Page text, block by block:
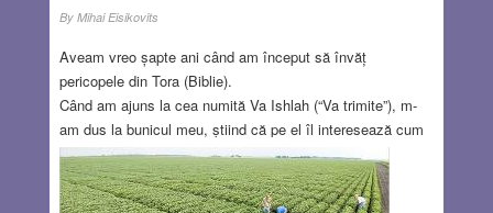
By Mihai Eisikovits
Aveam vreo șapte ani când am început să învăț
pericopele din Tora (Biblie).
Când am ajuns la cea numită Va Ishlah (“Va trimite”), m-
am dus la bunicul meu, știind că pe el îl interesează cum
învăț. Am intrat în casă, i-am spus “Săru’ mâna, Zeida”
(bunicule) și am continuat, “Zeida, știi c-am început să
învăț Himish (pericopele)?”